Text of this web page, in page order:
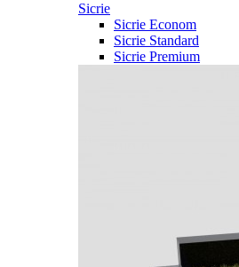
Sicrie
Sicrie Econom
Sicrie Standard
Sicrie Premium